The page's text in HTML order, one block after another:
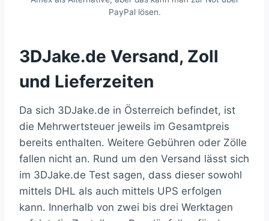
PayPal lösen.
3DJake.de Versand, Zoll
und Lieferzeiten
Da sich 3DJake.de in Österreich befindet, ist
die Mehrwertsteuer jeweils im Gesamtpreis
bereits enthalten. Weitere Gebühren oder Zölle
fallen nicht an. Rund um den Versand lässt sich
im 3DJake.de Test sagen, dass dieser sowohl
mittels DHL als auch mittels UPS erfolgen
kann. Innerhalb von zwei bis drei Werktagen